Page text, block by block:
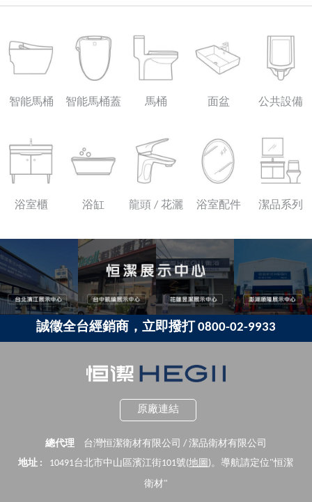
智能馬桶 智能馬桶蓋 馬桶 面盆 公共設備
浴室櫃 浴缸 龍頭 / 花灑 浴室配件 潔品系列
誠徵全台經銷商，立即撥打 0800-02-9933
原廠連結
總代理
台灣恒潔衛材有限公司 / 潔品衛材有限公司
地址 :
10491台北市中山區濱江街101號(地圖 )。導航請定位"恒潔
衛材"